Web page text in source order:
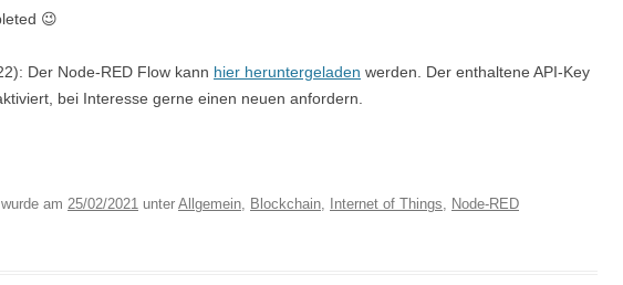
😉
Der Node-RED Flow kann hier heruntergeladen werden. Der enthaltene API-Key
bei Interesse gerne einen neuen anfordern.
am 25/02/2021 unter Allgemein, Blockchain, Internet of Things, Node-RED